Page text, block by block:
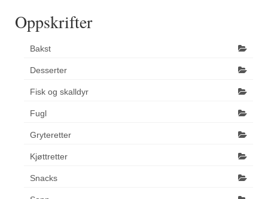
Oppskrifter
Bakst
Desserter
Fisk og skalldyr
Fugl
Gryteretter
Kjøttretter
Snacks